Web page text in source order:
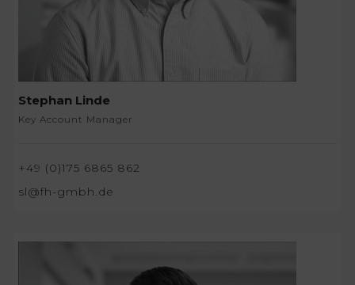
Stephan Linde
Key Account Manager
+49 (0)175 6865 862
sl@fh-gmbh.de